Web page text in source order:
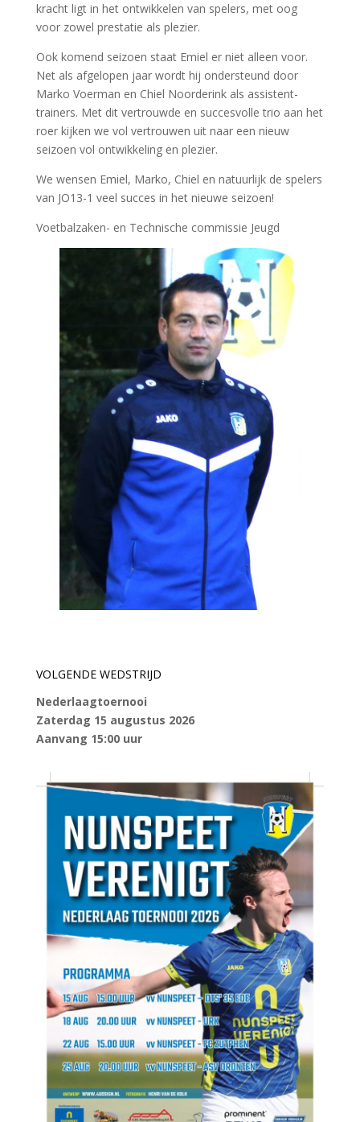
kracht ligt in het ontwikkelen van spelers, met oog
voor zowel prestatie als plezier.
Ook komend seizoen staat Emiel er niet alleen voor.
Net als afgelopen jaar wordt hij ondersteund door
Marko Voerman en Chiel Noorderink als assistent-
trainers. Met dit vertrouwde en succesvolle trio aan het
roer kijken we vol vertrouwen uit naar een nieuw
seizoen vol ontwikkeling en plezier.
We wensen Emiel, Marko, Chiel en natuurlijk de spelers
van JO13-1 veel succes in het nieuwe seizoen!
Voetbalzaken- en Technische commissie Jeugd
VOLGENDE WEDSTRIJD
Nederlaagtoernooi
Zaterdag 15 augustus 2026
Aanvang 15:00 uur